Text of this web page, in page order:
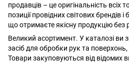
продавців – це оригінальність всіх
позиції провідних світових брендів
що отримаєте якісну продукцію без
Великий асортимент. У каталозі ви
засіб для обробки рук та
Товари закуповуються від відомих